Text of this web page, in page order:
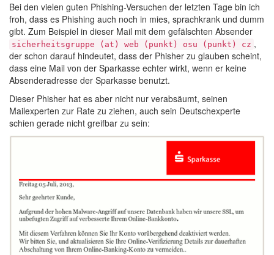
Bei den vielen guten Phishing-Versuchen der letzten Tage bin ich
froh, dass es Phishing auch noch in mies, sprachkrank und dumm
gibt. Zum Beispiel in dieser Mail mit dem gefälschten Absender
sicherheitsgruppe (at) web (punkt) osu (punkt) cz ,
der schon darauf hindeutet, dass der Phisher zu glauben scheint,
dass eine Mail von der Sparkasse echter wirkt, wenn er keine
Absenderadresse der Sparkasse benutzt.
Dieser Phisher hat es aber nicht nur verabsäumt, seinen
Mailexperten zur Rate zu ziehen, auch sein Deutschexperte
schien gerade nicht greifbar zu sein: